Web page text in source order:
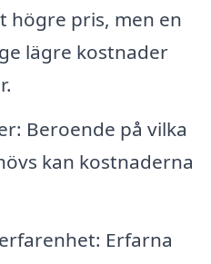
högre pris, men en
lägre kostnader
Beroende på vilka
kan kostnaderna
Erfarna